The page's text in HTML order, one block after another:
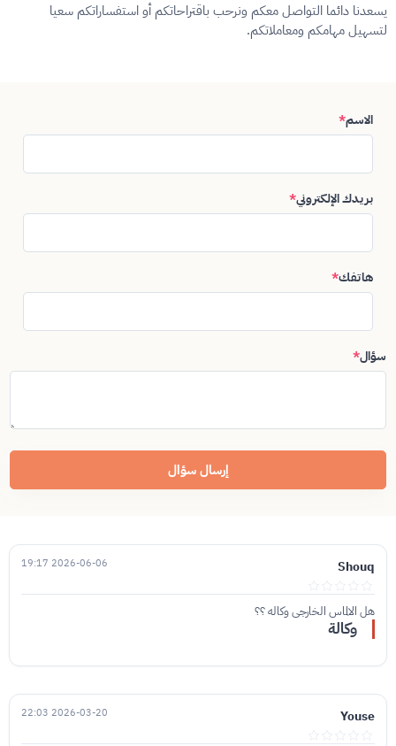
يسعدنا دائما التواصل معكم ونرحب باقتراحاتكم أو استفساراتكم سعيا
لتسهيل مهامكم ومعاملاتكم.
الاسم*
بريدك الإلكتروني*
هاتفك*
سؤال*
إرسال سؤال
Shouq
2026-06-06 19:17
هل الالماس الخارجي وكاله ؟؟
وكالة
Youse
2026-03-20 22:03